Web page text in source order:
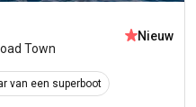
Town
Nieuw
van een superboot